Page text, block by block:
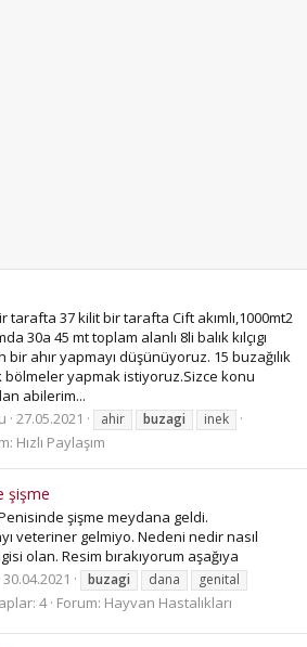
tarafta 37 kilit bir tarafta Cift akımlı,1000mt2
30a 45 mt toplam alanlı 8li balık kılçıgı
bir ahır yapmayı düşünüyoruz. 15 buzağılık
bölmeler yapmak istiyoruz.Sizce konu
abilerim...
27.05.2021 ahir buzagi inek
Hızlı Paylaşım
şişme
Penisinde şişme meydana geldi.
veteriner gelmiyo. Nedeni nedir nasıl
olan. Resim bırakıyorum aşağıya
30.04.2021 buzagi dana
genital
4 Forum: Hayvan Hastalıkları